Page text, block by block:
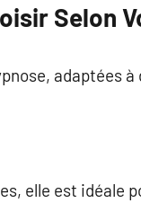
Selon
elle est idéale